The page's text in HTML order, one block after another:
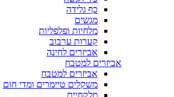
כף גלידה
מגשים
מלחיות ופלפליות
קערות ערבוב
אביזרים לחינה
אביזרים למטבח
אביזרים למטבח
משקלים טיימרים ומדי חום